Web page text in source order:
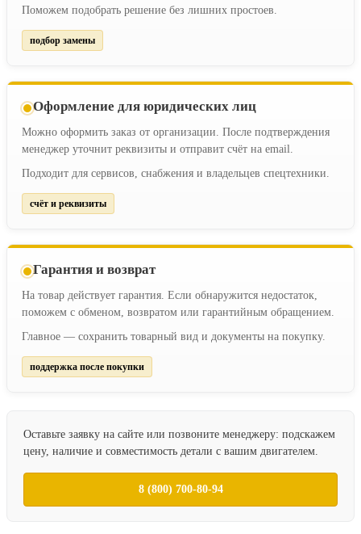
Поможем подобрать решение без лишних простоев.
подбор замены
Оформление для юридических лиц
Можно оформить заказ от организации. После подтверждения
менеджер уточнит реквизиты и отправит счёт на email.
Подходит для сервисов, снабжения и владельцев спецтехники.
счёт и реквизиты
Гарантия и возврат
На товар действует гарантия. Если обнаружится недостаток,
поможем с обменом, возвратом или гарантийным обращением.
Главное — сохранить товарный вид и документы на покупку.
поддержка после покупки
Оставьте заявку на сайте или позвоните менеджеру: подскажем
цену, наличие и совместимость детали с вашим двигателем.
8 (800) 700-80-94